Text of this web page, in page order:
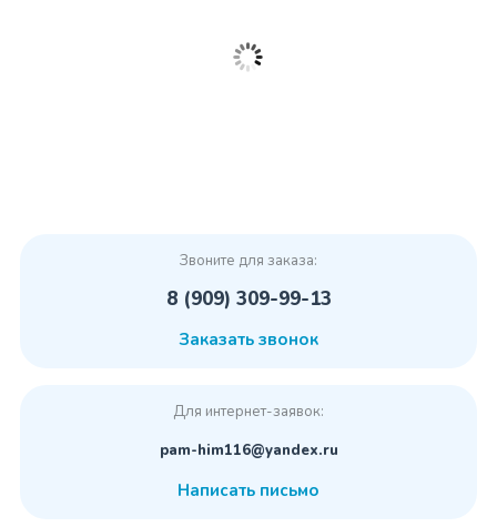
Звоните для заказа:
8 (909) 309-99-13
Заказать звонок
Для интернет-заявок:
pam-him116@yandex.ru
Написать письмо